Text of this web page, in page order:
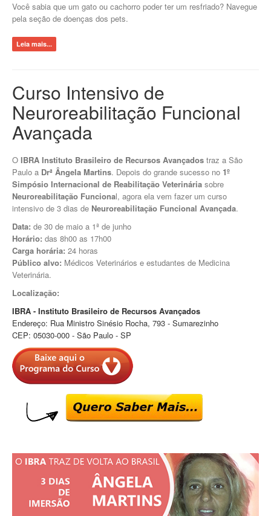
Você sabia que um gato ou cachorro poder ter um resfriado? Navegue
pela seção de doenças dos pets.
Leia mais...
Curso Intensivo de
Neuroreabilitação Funcional
Avançada
O IBRA Instituto Brasileiro de Recursos Avançados traz a São
Paulo a Drª Ângela Martins. Depois do grande sucesso no 1º
Simpósio Internacional de Reabilitação Veterinária sobre
Neuroreabilitação Funcional, agora ela vem fazer um curso
intensivo de 3 dias de Neuroreabilitação Funcional Avançada.
Data: de 30 de maio a 1ª de junho
Horário: das 8h00 as 17h00
Carga horária: 24 horas
Público alvo: Médicos Veterinários e estudantes de Medicina
Veterinária.
Localização:
IBRA - Instituto Brasileiro de Recursos Avançados
Endereço: Rua Ministro Sinésio Rocha, 793 - Sumarezinho
CEP: 05030-000 - São Paulo - SP